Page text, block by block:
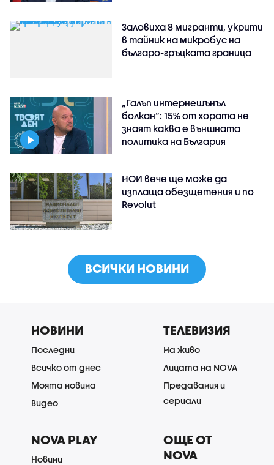
Заловиха 8 мигранти, укрити
в тайник на микробус на
българо-гръцката граница
„Галъп интернешънъл
болкан“: 15% от хората не
знаят каква е външната
политика на България
НОИ вече ще може да
изплаща обезщетения и по
Revolut
ВСИЧКИ НОВИНИ
НОВИНИ
Последни
Всичко от днес
Моята новина
Видео
ТЕЛЕВИЗИЯ
На живо
Лицата на NOVA
Предавания и
сериали
NOVA PLAY
Новини
ОЩЕ ОТ
NOVA